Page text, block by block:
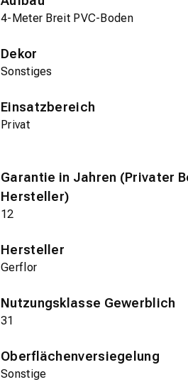
4-Meter Breit PVC-Boden
Dekor
Sonstiges
Einsatzbereich
Privat
Garantie in Jahren (Privater
Hersteller)
12
Hersteller
Gerflor
Nutzungsklasse Gewerblich
31
Oberflächenversiegelung
Sonstige